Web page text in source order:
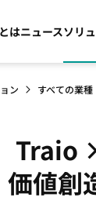
はニュースソリ
ン すべての業種
Traio
値創